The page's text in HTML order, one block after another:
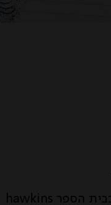
משפט שמסכם במעט את התפיסה החינוכית בבית הספר hawkins